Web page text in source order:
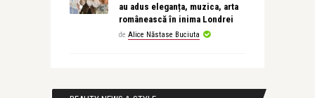
au adus eleganța, muzica, arta
românească în inima Londrei
de Alice Năstase Buciuta